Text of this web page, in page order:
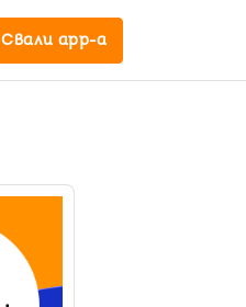
Свали app-a